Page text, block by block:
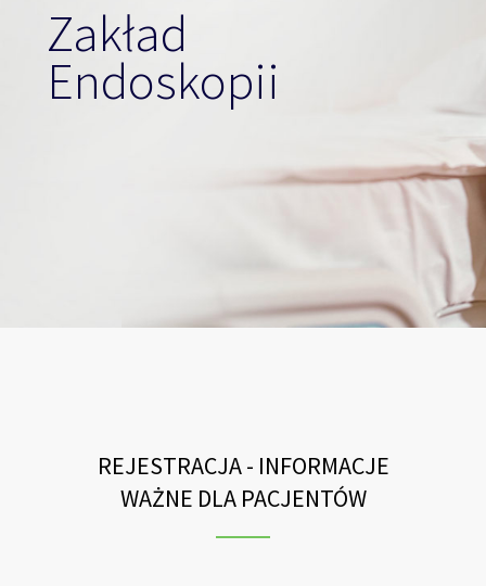
Zakład
Endoskopii
REJESTRACJA - INFORMACJE
WAŻNE DLA PACJENTÓW